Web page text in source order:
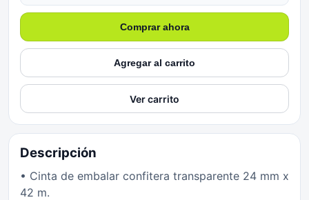
Comprar ahora
Agregar al carrito
Ver carrito
Descripción
• Cinta de embalar confitera transparente 24 mm x
42 m.